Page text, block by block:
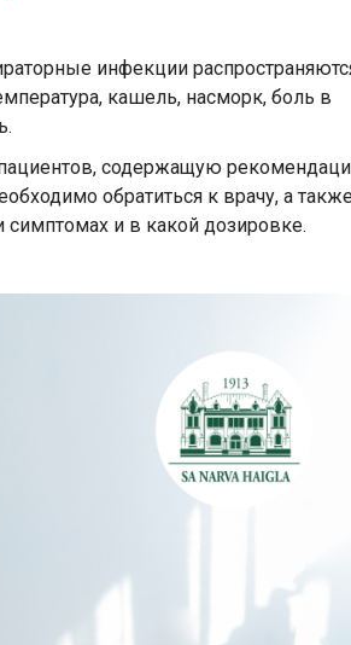
инфекции
кашель, насморк, боль в
содержащую
обратиться к врачу, а
и в какой дозировке.